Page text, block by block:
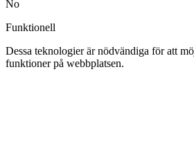
No
Funktionell
Dessa teknologier är nödvändiga för att
funktioner på webbplatsen.